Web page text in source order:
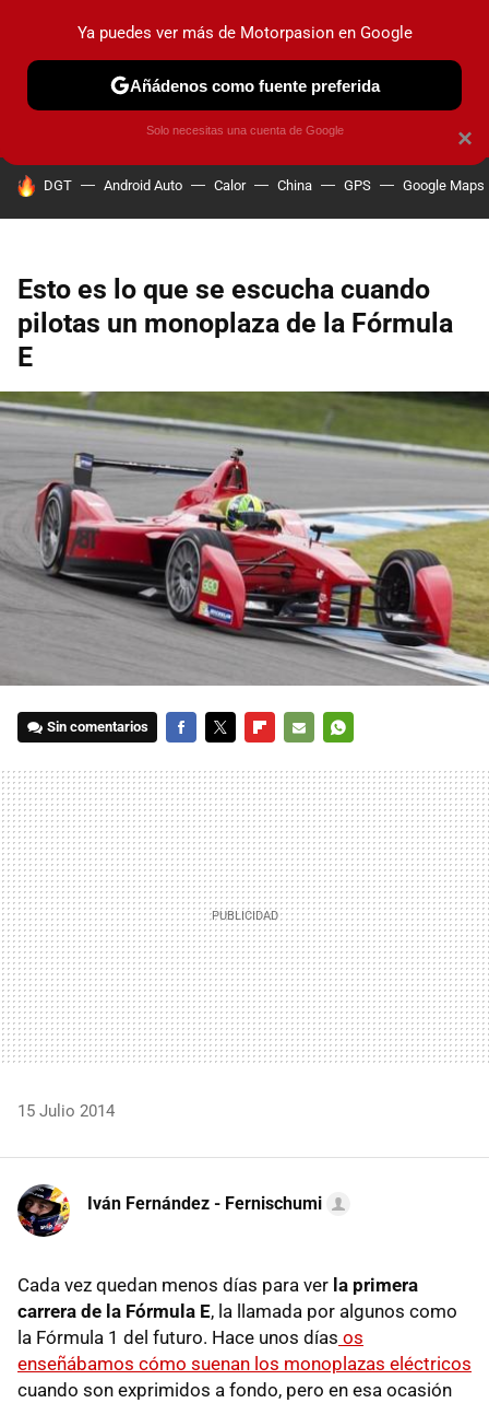
PRUEBAS COCHES ELÉCTRICOS OBSERVATORIO
HOY SE HABLA DE
DGT Android Auto Calor China GPS Google Maps
Esto es lo que se escucha cuando
pilotas un monoplaza de la Fórmula
E
Sin comentarios
MAIL
15 Julio 2014
Iván Fernández - Fernischumi
Cada vez quedan menos días para ver la primera
carrera de la Fórmula E, la llamada por algunos como
la Fórmula 1 del futuro. Hace unos días os
enseñábamos cómo suenan los monoplazas eléctricos
cuando son exprimidos a fondo, pero en esa ocasión
×
Ya puedes ver más de Motorpasion en Google
Añádenos como fuente preferida
Solo necesitas una cuenta de Google